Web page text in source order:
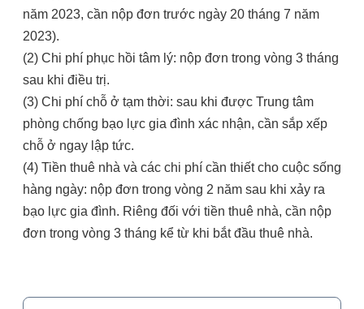
năm 2023, cần nộp đơn trước ngày 20 tháng 7 năm
2023).
(2) Chi phí phục hồi tâm lý: nộp đơn trong vòng 3 tháng
sau khi điều trị.
(3) Chi phí chỗ ở tạm thời: sau khi được Trung tâm
phòng chống bạo lực gia đình xác nhận, cần sắp xếp
chỗ ở ngay lập tức.
(4) Tiền thuê nhà và các chi phí cần thiết cho cuộc sống
hàng ngày: nộp đơn trong vòng 2 năm sau khi xảy ra
bạo lực gia đình. Riêng đối với tiền thuê nhà, cần nộp
đơn trong vòng 3 tháng kể từ khi bắt đầu thuê nhà.